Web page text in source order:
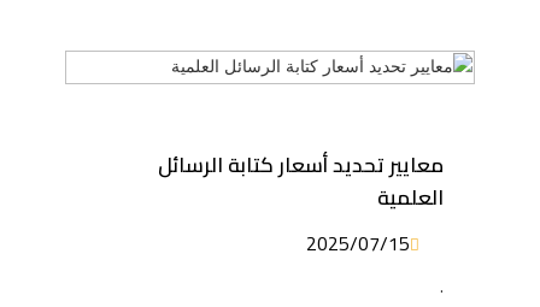
معايير تحديد أسعار كتابة الرسائل
العلمية
2025/07/15